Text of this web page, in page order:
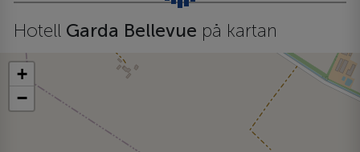
Hotell Garda Bellevue på kartan
+
−